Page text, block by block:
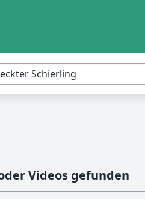
Videos gefunden